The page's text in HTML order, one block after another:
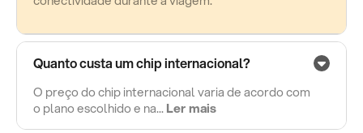
Quanto custa um chip internacional?
O preço do chip internacional varia de acordo com
o plano escolhido e na...Ler mais